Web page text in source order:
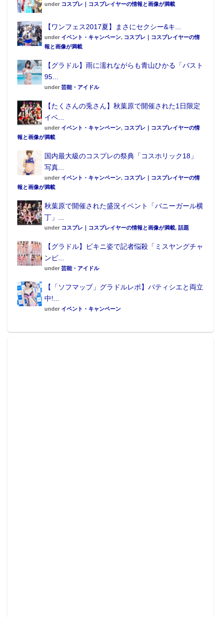
under コスプレ｜コスプレイヤーの情報と画像が満載
【ワンフェス2017夏】まさにセクシー&キ...
under イベント・キャンペーン, コスプレ｜コスプレイヤーの情
報と画像が満載
【グラドル】雨に濡れながらも青山ひかる「バスト
95...
under 芸能・アイドル
【たくさんの兎さん】秋葉原で開催された1日限定
イベ...
under イベント・キャンペーン, コスプレ｜コスプレイヤーの情
報と画像が満載
国内最大級のコスプレの祭典「コスホリック18」
写真...
under イベント・キャンペーン, コスプレ｜コスプレイヤーの情
報と画像が満載
秋葉原で開催された盛況イベント「バニーガール横
丁」...
under コスプレ｜コスプレイヤーの情報と画像が満載, 話題
【グラドル】ビキニ姿で記者悩殺「ミスヤングチャ
ンピ...
under 芸能・アイドル
【「ソフマップ」グラドルレポ】パティシエと両立
中!...
under イベント・キャンペーン